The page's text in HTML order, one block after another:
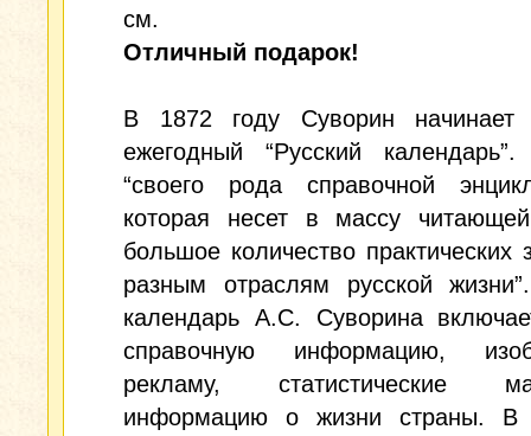
см.
Отличный подарок!
В 1872 году Суворин начинает
ежегодный “Русский
“своего рода справочной
которая несет в массу
большое количество практических
разным отраслям русской
календарь А.С. Суворина
справочную информацию,
рекламу, статистические
информацию о жизни страны. В